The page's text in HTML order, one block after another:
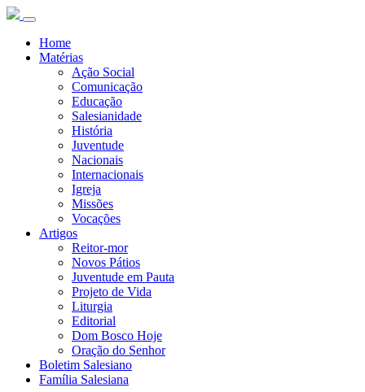
Home
Matérias
Ação Social
Comunicação
Educação
Salesianidade
História
Juventude
Nacionais
Internacionais
Igreja
Missões
Vocações
Artigos
Reitor-mor
Novos Pátios
Juventude em Pauta
Projeto de Vida
Liturgia
Editorial
Dom Bosco Hoje
Oração do Senhor
Boletim Salesiano
Família Salesiana